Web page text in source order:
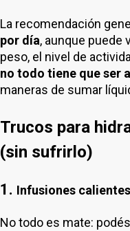
La recomendación
por día, aunque puede
peso, el nivel de
no todo tiene que ser
maneras de sumar
Trucos para
(sin sufrirlo)
1. Infusiones
No todo es mate: